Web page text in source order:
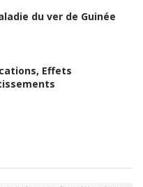
du ver de Guinée
Effets